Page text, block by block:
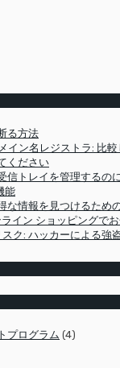
る方法
イン名レジストラ: 比
ください
信トレイを管理するの
能
な情報を見つけるため
イン ショッピングで
スク: ハッカーによる強
プログラム (4)